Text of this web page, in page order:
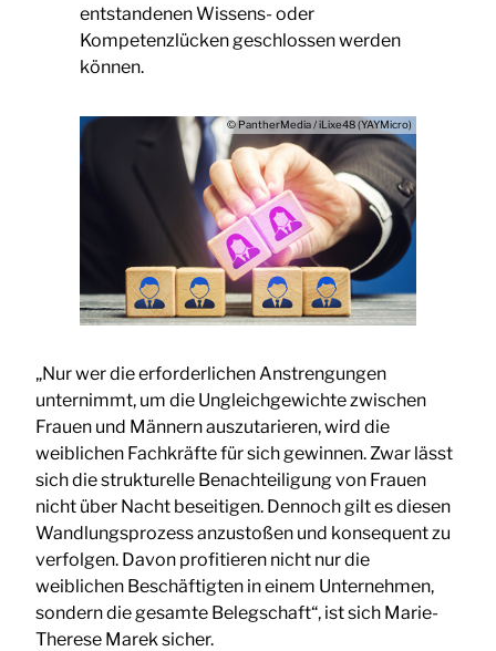
entstandenen Wissens- oder
Kompetenzlücken geschlossen werden
können.
© PantherMedia / iLixe48 (YAYMicro)
„Nur wer die erforderlichen Anstrengungen
unternimmt, um die Ungleichgewichte zwischen
Frauen und Männern auszutarieren, wird die
weiblichen Fachkräfte für sich gewinnen. Zwar lässt
sich die strukturelle Benachteiligung von Frauen
nicht über Nacht beseitigen. Dennoch gilt es diesen
Wandlungsprozess anzustoßen und konsequent zu
verfolgen. Davon profitieren nicht nur die
weiblichen Beschäftigten in einem Unternehmen,
sondern die gesamte Belegschaft“, ist sich Marie-
Therese Marek sicher.